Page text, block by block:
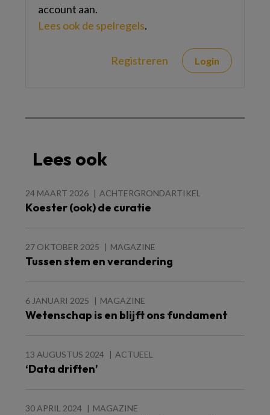
account aan.
Lees ook de spelregels.
Registreren Login
Lees ook
24 MAART 2026 ACHTERGRONDARTIKEL
Koester (ook) de curatie
27 OKTOBER 2025 MAGAZINE
Tussen stem en verandering
6 JANUARI 2025 MAGAZINE
Wetenschap is en blijft ons fundament
13 AUGUSTUS 2024 ACTUEEL
‘Data driften’
30 APRIL 2024 MAGAZINE